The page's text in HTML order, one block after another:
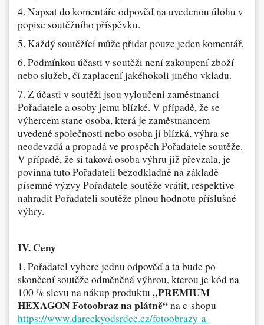
4. Napsat do komentáře odpověď na uvedenou úlohu v
popise soutěžního příspěvku.
5. Každý soutěžící může přidat pouze jeden komentář.
6. Podmínkou účasti v soutěži není zakoupení zboží
nebo služeb, či zaplacení jakéhokoli jiného vkladu.
7. Z účasti v soutěži jsou vyloučeni zaměstnanci
Pořadatele a osoby jemu blízké. V případě, že se
výhercem stane osoba, která je zaměstnancem
uvedené společnosti nebo osoba jí blízká, výhra se
neodevzdá a propadá ve prospěch Pořadatele soutěže.
V případě, že si taková osoba výhru již převzala, je
povinna tuto Pořadateli bezodkladně na základě
písemné výzvy Pořadatele soutěže vrátit, respektive
nahradit Pořadateli soutěže plnou hodnotu příslušné
výhry.
IV. Ceny
1. Pořadatel vybere jednu odpověď a ta bude po
skončení soutěže odměněná výhrou, kterou je kód na
100 % slevu na nákup produktu „PREMIUM
HEXAGON Fotoobraz na plátně“na e-shopu
https://www.dareckyodsrdce.cz/fotoobrazy-a-